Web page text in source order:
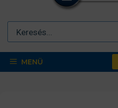
MENÜ